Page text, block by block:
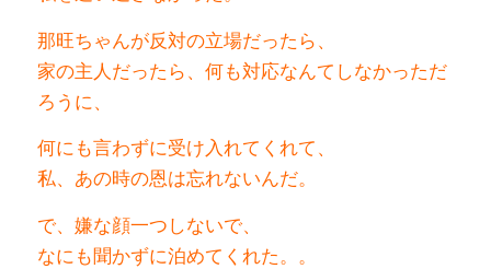
那旺ちゃんが反対の立場だったら、
家の主人だったら、何も対応なんてしなかっただ
ろうに、
何にも言わずに受け入れてくれて、
私、あの時の恩は忘れないんだ。
で、嫌な顔一つしないで、
なにも聞かずに泊めてくれた。。